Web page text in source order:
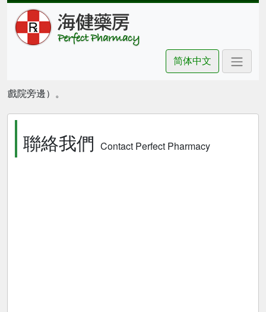
简体中文
院旁邊）。
聯絡我們 Contact Perfect Pharmacy